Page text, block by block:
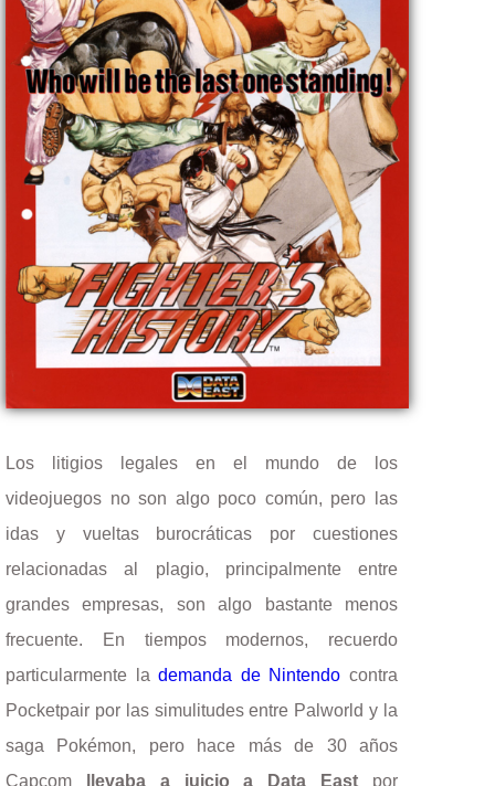
Los litigios legales en el mundo de los
videojuegos no son algo poco común, pero las
idas y vueltas burocráticas por cuestiones
relacionadas al plagio, principalmente entre
grandes empresas, son algo bastante menos
frecuente. En tiempos modernos, recuerdo
particularmente lademanda de Nintendo contra
Pocketpair por las simulitudes entre Palworld y la
saga Pokémon, pero hace más de 30 años
Capcom
llevaba a juicio a Data East por